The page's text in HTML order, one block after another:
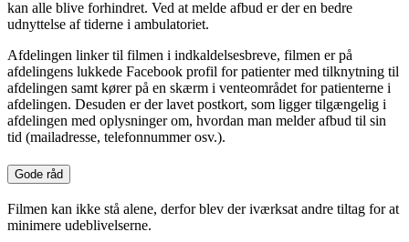
kan alle blive forhindret. Ved at melde afbud er der en bedre
udnyttelse af tiderne i ambulatoriet.
Afdelingen linker til filmen i indkaldelsesbreve, filmen er på
afdelingens lukkede Facebook profil for patienter med tilknytning til
afdelingen samt kører på en skærm i venteområdet for patienterne i
afdelingen. Desuden er der lavet postkort, som ligger tilgængelig i
afdelingen med oplysninger om, hvordan man melder afbud til sin
tid (mailadresse, telefonnummer osv.).
Gode råd
Filmen kan ikke stå alene, derfor blev der iværksat andre tiltag for at
minimere udeblivelserne.